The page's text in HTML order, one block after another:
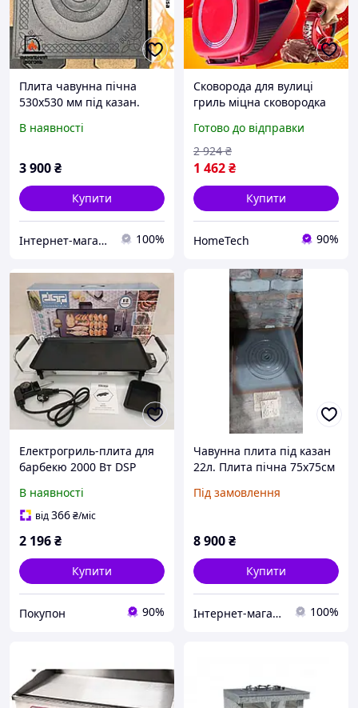
Плита чавунна пічна
530х530 мм під казан.
барбекю комплексу.
В наявності
3 900₴
Купити
Інтернет-магазин "Фамільний вогонь". 100%
Сковорода для вулиці
гриль міцна сковородка
вогню та плити ідеальна
для барбекю та швидкого
приготування
Готово до відправки
1 462₴
2 924 ₴
Купити
HomeTech 90%
Електрогриль-плита для
барбекю 2000 Вт DSP
В наявності
від366₴/міс
2 196₴
Купити
Покупон 90%
Чавунна плита під казан
22л. Плита пічна 75х75см
барбекю.
Під замовлення
8 900₴
Купити
Інтернет-магазин "Фамільний вогонь". 100%